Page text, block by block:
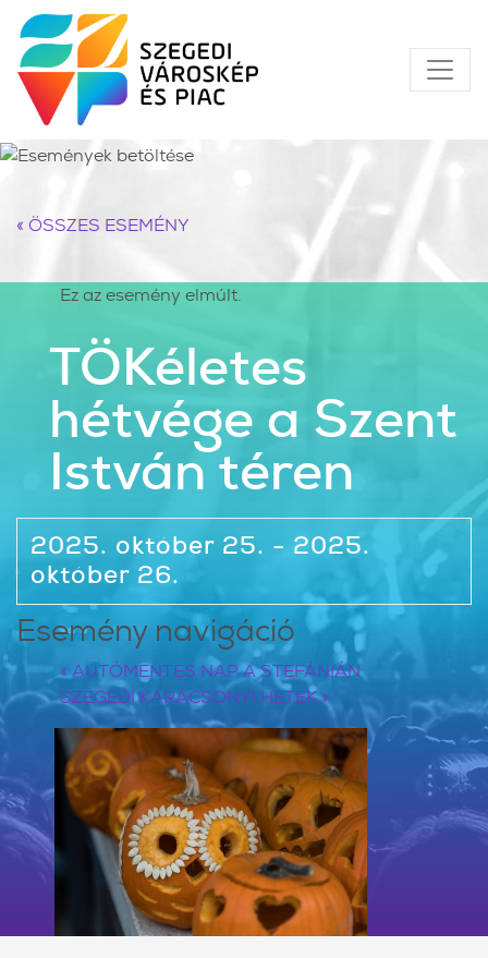
« ÖSSZES ESEMÉNY
Ez az esemény elmúlt.
TÖKéletes
hétvége a Szent
István téren
2025. október 25. - 2025.
október 26.
Esemény navigáció
«AUTÓMENTES NAP A STEFÁNIÁN
SZEGEDI KARÁCSONYI HETEK»